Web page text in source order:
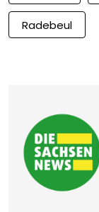
Radebeul